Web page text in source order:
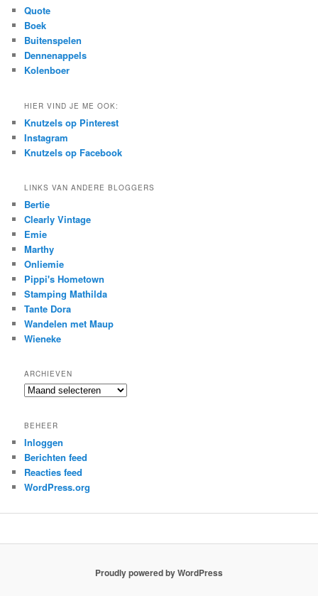
h
Quote
Boek
Buitenspelen
Dennenappels
Kolenboer
HIER VIND JE ME OOK:
Knutzels op Pinterest
Instagram
Knutzels op Facebook
LINKS VAN ANDERE BLOGGERS
Bertie
Clearly Vintage
Emie
Marthy
Onliemie
Pippi's Hometown
Stamping Mathilda
Tante Dora
Wandelen met Maup
Wieneke
ARCHIEVEN
Archieven
BEHEER
Inloggen
Berichten feed
Reacties feed
WordPress.org
Proudly powered by WordPress